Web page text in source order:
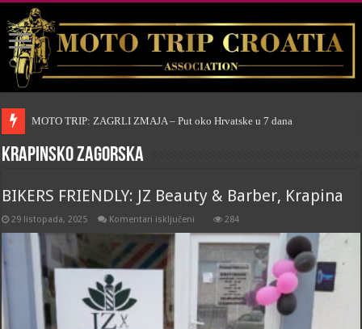
MOTO TRIP: ZAGRLI ZMAJA – Put oko Hrvatske u 7 dana
Krapinsko zagorska
BIKERS FRIENDLY: JZ Beauty & Barber, Krapina
29 listopada, 2025 Komentari isključeni
FRIENDLY:
JZ
Beauty
Barber,
Krapina
284